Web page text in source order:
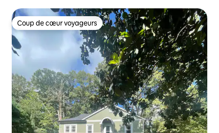
Coup de cœur voyageurs
Coup de cœur voyageurs